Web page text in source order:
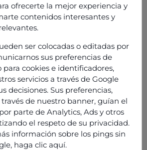
ofrecerte la mejor experiencia y
contenidos interesantes y
ser colocadas o editadas por
sus preferencias de
cookies e identificadores,
servicios a través de Google
decisiones. Sus preferencias,
de nuestro banner, guían el
parte de Analytics, Ads y otros
el respeto de su privacidad.
información sobre los pings sin
haga clic aquí.
Voz &
Digital
Para impulsar la
productividad y el
rendimiento.
58
Mes
Voz
configurar,
integrar y
gestionar.
40
Mes